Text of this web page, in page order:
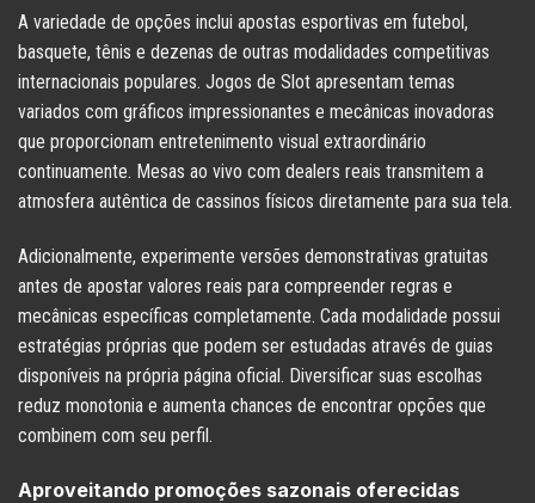
A variedade de opções inclui apostas esportivas em futebol,
basquete, tênis e dezenas de outras modalidades competitivas
internacionais populares. Jogos de Slot apresentam temas
variados com gráficos impressionantes e mecânicas inovadoras
que proporcionam entretenimento visual extraordinário
continuamente. Mesas ao vivo com dealers reais transmitem a
atmosfera autêntica de cassinos físicos diretamente para sua tela.
Adicionalmente, experimente versões demonstrativas gratuitas
antes de apostar valores reais para compreender regras e
mecânicas específicas completamente. Cada modalidade possui
estratégias próprias que podem ser estudadas através de guias
disponíveis na própria página oficial. Diversificar suas escolhas
reduz monotonia e aumenta chances de encontrar opções que
combinem com seu perfil.
Aproveitando promoções sazonais oferecidas